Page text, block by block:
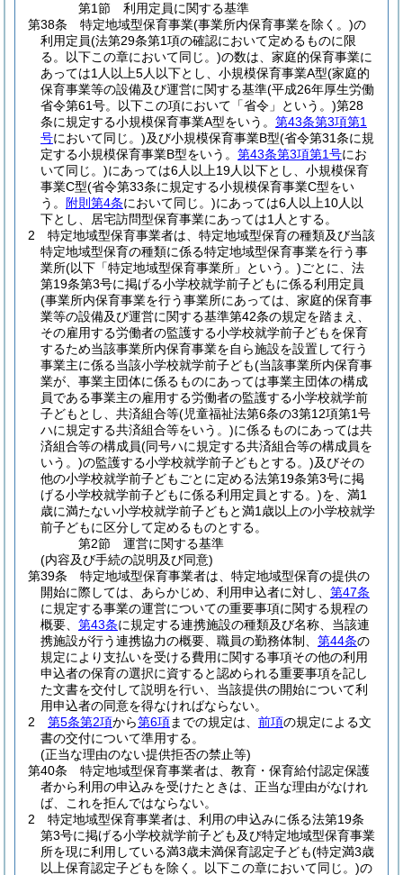
第1節
利用定員に関する基準
第38条
特定地域型保育事業(事業所内保育事業を除く。)の
利用定員(法第29条第1項の確認において定めるものに限
る。以下この章において同じ。)の数は、家庭的保育事業に
あっては1人以上5人以下とし、小規模保育事業A型(家庭的
保育事業等の設備及び運営に関する基準(平成26年厚生労働
省令第61号。以下この項において「省令」という。)第28
条に規定する小規模保育事業A型をいう。 第43条第3項第1
号において同じ。)及び小規模保育事業B型(省令第31条に規
定する小規模保育事業B型をいう。 第43条第3項第1号にお
いて同じ。)にあっては6人以上19人以下とし、小規模保育
事業C型(省令第33条に規定する小規模保育事業C型をい
う。
附則第4条において同じ。)にあっては6人以上10人以
下とし、居宅訪問型保育事業にあっては1人とする。
2
特定地域型保育事業者は、特定地域型保育の種類及び当該
特定地域型保育の種類に係る特定地域型保育事業を行う事
業所(以下「特定地域型保育事業所」という。)ごとに、法
第19条第3号に掲げる小学校就学前子どもに係る利用定員
(事業所内保育事業を行う事業所にあっては、家庭的保育事
業等の設備及び運営に関する基準第42条の規定を踏まえ、
その雇用する労働者の監護する小学校就学前子どもを保育
するため当該事業所内保育事業を自ら施設を設置して行う
事業主に係る当該小学校就学前子ども(当該事業所内保育事
業が、事業主団体に係るものにあっては事業主団体の構成
員である事業主の雇用する労働者の監護する小学校就学前
子どもとし、共済組合等(児童福祉法第6条の3第12項第1号
ハに規定する共済組合等をいう。)に係るものにあっては共
済組合等の構成員(同号ハに規定する共済組合等の構成員を
いう。)の監護する小学校就学前子どもとする。)及びその
他の小学校就学前子どもごとに定める法第19条第3号に掲
げる小学校就学前子どもに係る利用定員とする。)を、満1
歳に満たない小学校就学前子どもと満1歳以上の小学校就学
前子どもに区分して定めるものとする。
第2節
運営に関する基準
(内容及び手続の説明及び同意)
第39条
特定地域型保育事業者は、特定地域型保育の提供の
開始に際しては、あらかじめ、利用申込者に対し、 第47条
に規定する事業の運営についての重要事項に関する規程の
概要、 第43条に規定する連携施設の種類及び名称、当該連
携施設が行う連携協力の概要、職員の勤務体制、 第44条の
規定により支払いを受ける費用に関する事項その他の利用
申込者の保育の選択に資すると認められる重要事項を記し
た文書を交付して説明を行い、当該提供の開始について利
用申込者の同意を得なければならない。
2
第5条第2項から第6項までの規定は、 前項の規定による文
書の交付について準用する。
(正当な理由のない提供拒否の禁止等)
第40条
特定地域型保育事業者は、教育・保育給付認定保護
者から利用の申込みを受けたときは、正当な理由がなけれ
ば、これを拒んではならない。
2
特定地域型保育事業者は、利用の申込みに係る法第19条
第3号に掲げる小学校就学前子ども及び特定地域型保育事業
所を現に利用している満3歳未満保育認定子ども(特定満3歳
以上保育認定子どもを除く。以下この章において同じ。)の